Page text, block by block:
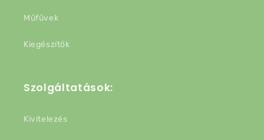
Műfűvek
Kiegészítők
Szolgáltatások:
Kivitelezés